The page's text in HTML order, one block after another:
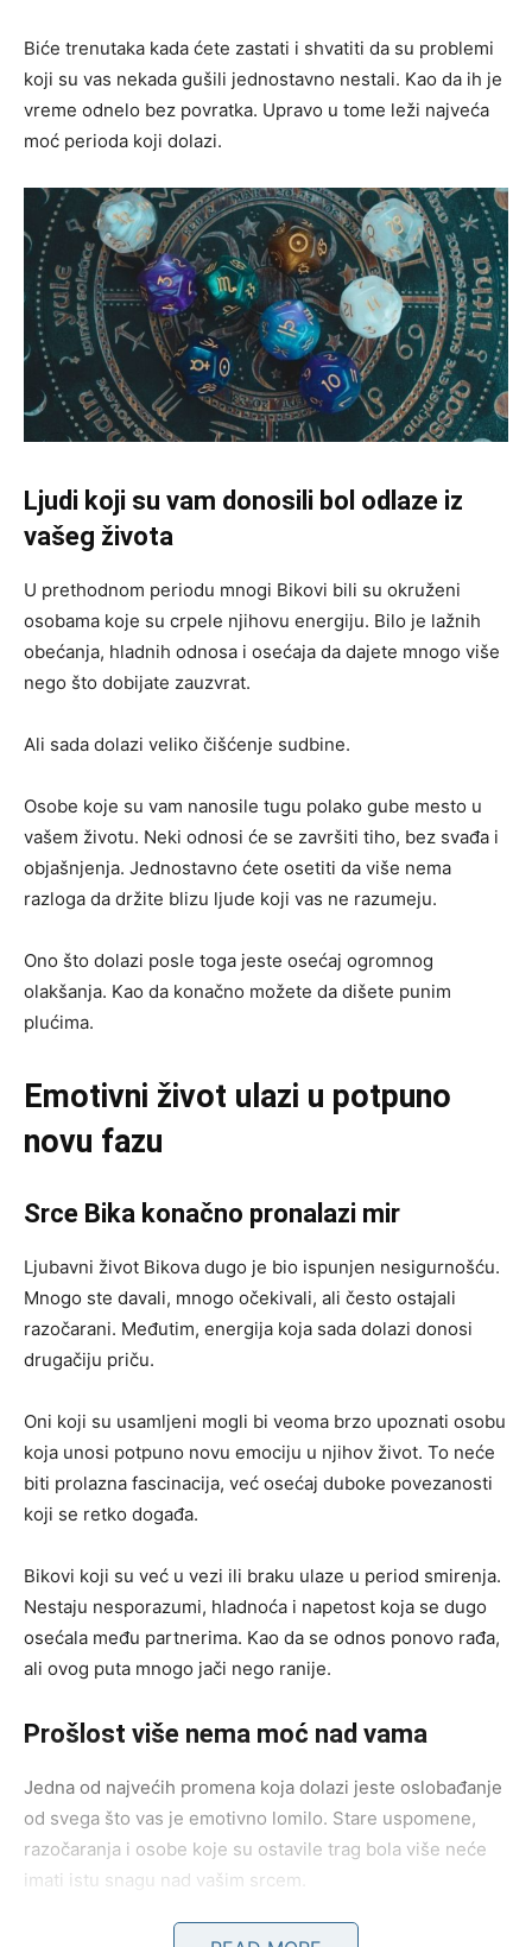
Biće trenutaka kada ćete zastati i shvatiti da su problemi
koji su vas nekada gušili jednostavno nestali. Kao da ih je
vreme odnelo bez povratka. Upravo u tome leži najveća
moć perioda koji dolazi.
Ljudi koji su vam donosili bol odlaze iz
vašeg života
U prethodnom periodu mnogi Bikovi bili su okruženi
osobama koje su crpele njihovu energiju. Bilo je lažnih
obećanja, hladnih odnosa i osećaja da dajete mnogo više
nego što dobijate zauzvrat.
Ali sada dolazi veliko čišćenje sudbine.
Osobe koje su vam nanosile tugu polako gube mesto u
vašem životu. Neki odnosi će se završiti tiho, bez svađa i
objašnjenja. Jednostavno ćete osetiti da više nema
razloga da držite blizu ljude koji vas ne razumeju.
Ono što dolazi posle toga jeste osećaj ogromnog
olakšanja. Kao da konačno možete da dišete punim
plućima.
Emotivni život ulazi u potpuno
novu fazu
Srce Bika konačno pronalazi mir
Ljubavni život Bikova dugo je bio ispunjen nesigurnošću.
Mnogo ste davali, mnogo očekivali, ali često ostajali
razočarani. Međutim, energija koja sada dolazi donosi
drugačiju priču.
Oni koji su usamljeni mogli bi veoma brzo upoznati osobu
koja unosi potpuno novu emociju u njihov život. To neće
biti prolazna fascinacija, već osećaj duboke povezanosti
koji se retko događa.
Bikovi koji su već u vezi ili braku ulaze u period smirenja.
Nestaju nesporazumi, hladnoća i napetost koja se dugo
osećala među partnerima. Kao da se odnos ponovo rađa,
ali ovog puta mnogo jači nego ranije.
Prošlost više nema moć nad vama
Jedna od najvećih promena koja dolazi jeste oslobađanje
od svega što vas je emotivno lomilo. Stare uspomene,
razočaranja i osobe koje su ostavile trag bola više neće
imati istu snagu nad vašim srcem.
Shvatićete da ste predugo nosili teret koji nije bio vaš.